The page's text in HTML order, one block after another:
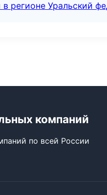
регионе Уральский
компаний
по всей России